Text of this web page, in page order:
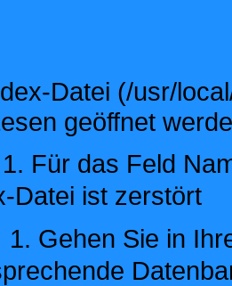
Datei (/usr/
geöffnet
1. Für das Feld
Datei ist zerstört
1. Gehen Sie in